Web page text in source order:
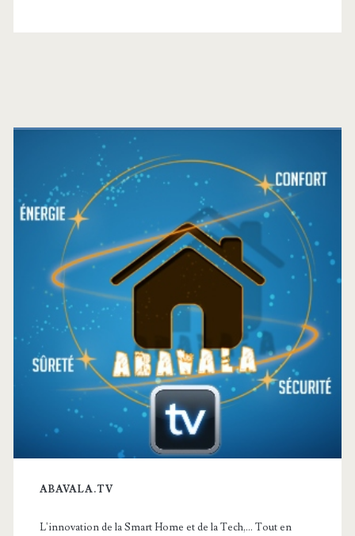
Barre
latérale
principale
ABAVALA.TV
L'innovation de la Smart Home et de la Tech,... Tout en